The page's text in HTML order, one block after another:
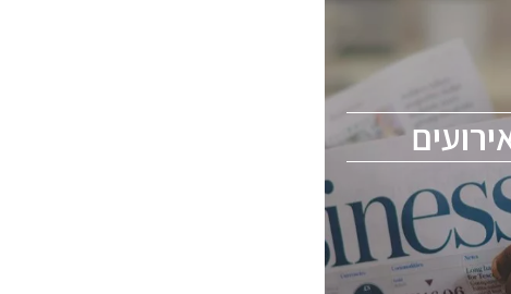
מומחים מקצועיים
ChipEx2026 will
2026. The
everyone involved
industry, including
experts, and